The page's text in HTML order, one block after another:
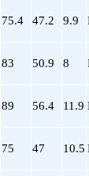
75.4 47.2 9.9
83 50.9 8
89 56.4 11.9
75 47 10.5